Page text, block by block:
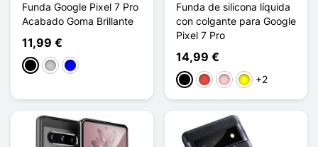
Funda Google Pixel 7 Pro
Acabado Goma Brillante
11,99 €
NegroTransparente
Azul
Funda de silicona líquida
con colgante para Google
Pixel 7 Pro
14,99 €
NegroRojoRosaAmarillo
+2